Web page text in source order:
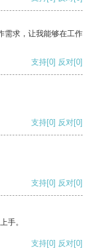
需求，让我能够在工作
支持[0] 反对[0]
支持[0] 反对[0]
支持[0] 反对[0]
手。
支持[0] 反对[0]